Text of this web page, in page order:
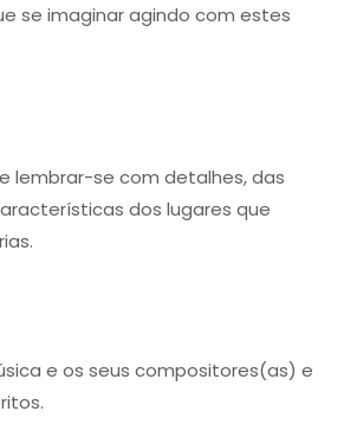
se imaginar agindo com estes
lembrar-se com detalhes, das
dos lugares que
e os seus compositores(as) e